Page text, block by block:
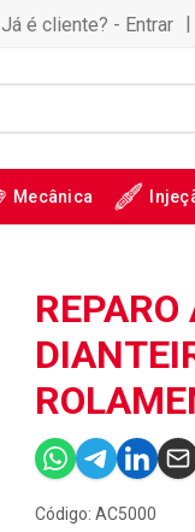
Já é cliente? - Entrar |
Mecânica
REPARO
Código: AC5000